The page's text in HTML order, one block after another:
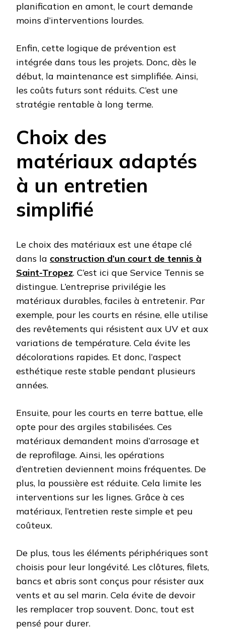
planification en amont, le court demande
moins d’interventions lourdes.
Enfin, cette logique de prévention est
intégrée dans tous les projets. Donc, dès le
début, la maintenance est simplifiée. Ainsi,
les coûts futurs sont réduits. C’est une
stratégie rentable à long terme.
Choix des
matériaux adaptés
à un entretien
simplifié
Le choix des matériaux est une étape clé
dans la construction d’un court de tennis à
Saint-Tropez. C’est ici que Service Tennis se
distingue. L’entreprise privilégie les
matériaux durables, faciles à entretenir. Par
exemple, pour les courts en résine, elle utilise
des revêtements qui résistent aux UV et aux
variations de température. Cela évite les
décolorations rapides. Et donc, l’aspect
esthétique reste stable pendant plusieurs
années.
Ensuite, pour les courts en terre battue, elle
opte pour des argiles stabilisées. Ces
matériaux demandent moins d’arrosage et
de reprofilage. Ainsi, les opérations
d’entretien deviennent moins fréquentes. De
plus, la poussière est réduite. Cela limite les
interventions sur les lignes. Grâce à ces
matériaux, l’entretien reste simple et peu
coûteux.
De plus, tous les éléments périphériques sont
choisis pour leur longévité. Les clôtures, filets,
bancs et abris sont conçus pour résister aux
vents et au sel marin. Cela évite de devoir
les remplacer trop souvent. Donc, tout est
pensé pour durer.